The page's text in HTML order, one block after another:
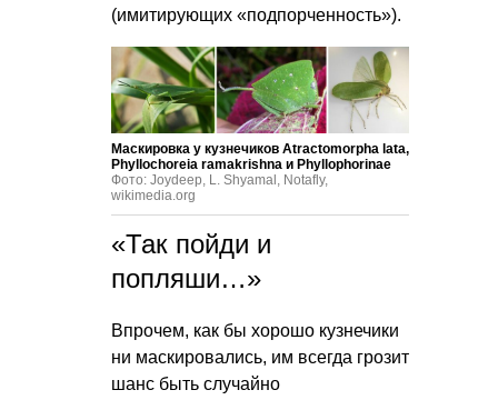
(имитирующих «подпорченность»).
Маскировка у кузнечиков Atractomorpha lata,
Phyllochoreia ramakrishna и Phyllophorinae
Фото: Joydeep, L. Shyamal, Notafly,
wikimedia.org
«Так пойди и
попляши…»
Впрочем, как бы хорошо кузнечики
ни маскировались, им всегда грозит
шанс быть случайно